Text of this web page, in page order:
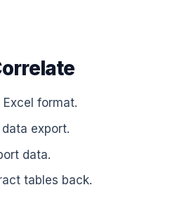
format.
export.
data.
tables back.